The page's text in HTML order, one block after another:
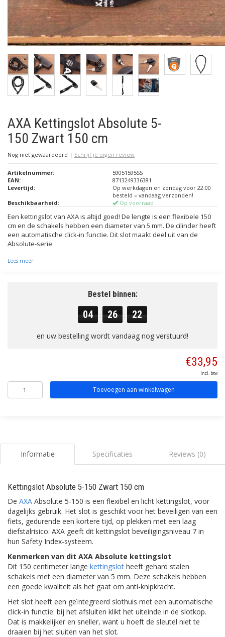
AXA Kettingslot Absolute 5-
150 Zwart 150 cm
Nog niet gewaardeerd | Schrijf je eigen review
Artikelnummer:
59051595SS
EAN:
8713249336381
Levertijd:
Op werkdagen en zondag voor 22:00
besteld = vandaag verzonden!
Beschikbaarheid:
Op voorraad
Een kettingslot van AXA is altijd goed! De lengte is een flexibele 150
cm en de schakels hebben een diameter van 5 mm. De cilinder heeft
een automatische click-in functie. Dit slot maakt deel uit van de
Absolute-serie.
Lees meer
Bestel binnen:
04 : 26 : 21
en uw bestelling wordt vandaag nog verstuurd!
€33,95
Incl. btw
Toevoegen aan winkelwagen
Informatie Specificaties Reviews (0)
Kettingslot Absolute 5-150 Zwart 150 cm
De AXA Absolute 5-150 is een flexibel en licht kettingslot, voor
dagelijks gebruik. Het slot is geschikt voor het beveiligen van een
fiets, gedurende een kortere tijd, op plekken met een laag
diefstalrisico. AXA geeft dit kettingslot beveiligingsniveau 7 in
hun Safety Index-systeem.
Kenmerken van dit AXA Absolute kettingslot
Dit 150 centimeter lange kettingslot heeft gehard stalen
schakels met een diameter van 5 mm. Deze schakels hebben
een goede kwaliteit als het gaat om anti-knipkracht.
Het slot heeft een geïntegreerd slothuis met een automatische
click-in functie: bij het afsluiten klikt het uiteinde in de slotkop.
Dat is makkelijker en sneller, want u hoeft de sleutel niet te
draaien bij het sluiten van het slot.